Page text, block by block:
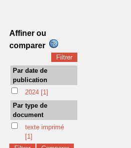
Affiner ou
comparer
Par date de
publication
2024 [1]
Par type de
document
texte imprimé
[1]